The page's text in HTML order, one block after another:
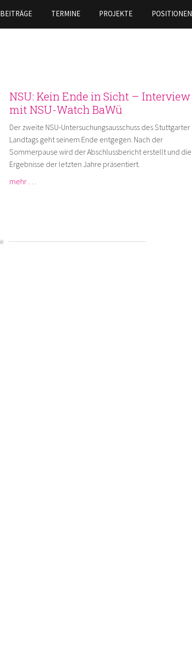
zum
Inhalt
BEITRÄGE TERMINE PROJEKTE POSITIONEN
NSU: Kein Ende in Sicht – Interview
mit NSU-Watch BaWü
Der zweite NSU-Untersuchungsausschuss des Stuttgarter
Landtags geht seinem Ende entgegen. Nach der
Sommerpause wird der Abschlussbericht erstellt und die
Ergebnisse der letzten Jahre präsentiert.
mehr …